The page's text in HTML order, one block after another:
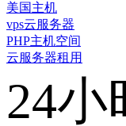
美国主机
vps云服务器
PHP主机空间
云服务器租用
24小